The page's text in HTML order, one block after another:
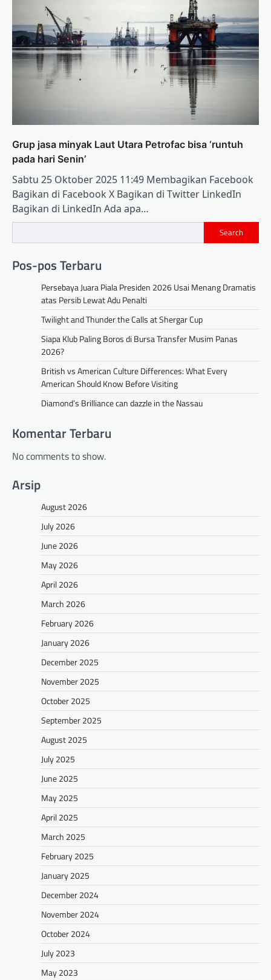
Grup jasa minyak Laut Utara Petrofac bisa ‘runtuh
pada hari Senin’
Sabtu 25 Oktober 2025 11:49 Membagikan Facebook
Bagikan di Facebook X Bagikan di Twitter LinkedIn
Bagikan di LinkedIn Ada apa…
Search
Pos-pos Terbaru
Persebaya Juara Piala Presiden 2026 Usai Menang Dramatis
atas Persib Lewat Adu Penalti
Twilight and Thunder the Calls at Shergar Cup
Siapa Klub Paling Boros di Bursa Transfer Musim Panas
2026?
British vs American Culture Differences: What Every
American Should Know Before Visiting
Diamond’s Brilliance can dazzle in the Nassau
Komentar Terbaru
No comments to show.
Arsip
August 2026
July 2026
June 2026
May 2026
April 2026
March 2026
February 2026
January 2026
December 2025
November 2025
October 2025
September 2025
August 2025
July 2025
June 2025
May 2025
April 2025
March 2025
February 2025
January 2025
December 2024
November 2024
October 2024
July 2023
May 2023